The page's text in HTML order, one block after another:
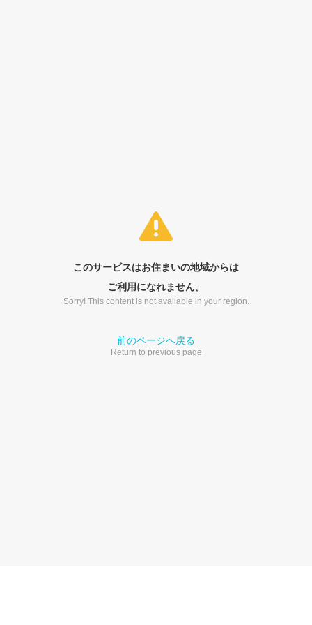
このサービスはお住まいの地域からは
ご利用になれません。
Sorry! This content is not available in your region.
前のページへ戻る
Return to previous page